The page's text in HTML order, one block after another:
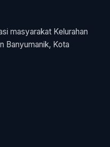
masyarakat Kelurahan
Banyumanik, Kota